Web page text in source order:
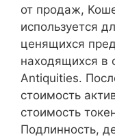
от продаж,
используется
ценящихся
находящихся в
Antiquities.
стоимость
стоимость
Подлинность,